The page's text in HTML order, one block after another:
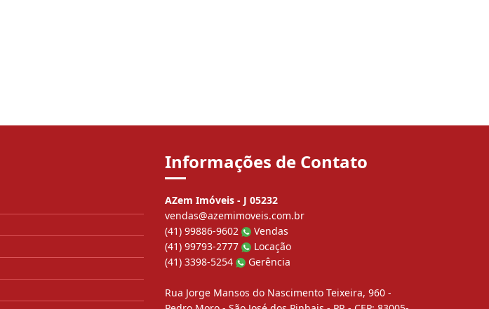
Informações de Contato
AZem Imóveis - J 05232
vendas@azemimoveis.com.br
(41) 99886-9602
Vendas
(41) 99793-2777
Locação
(41) 3398-5254
Gerência
Rua Jorge Mansos do Nascimento Teixeira, 960 -